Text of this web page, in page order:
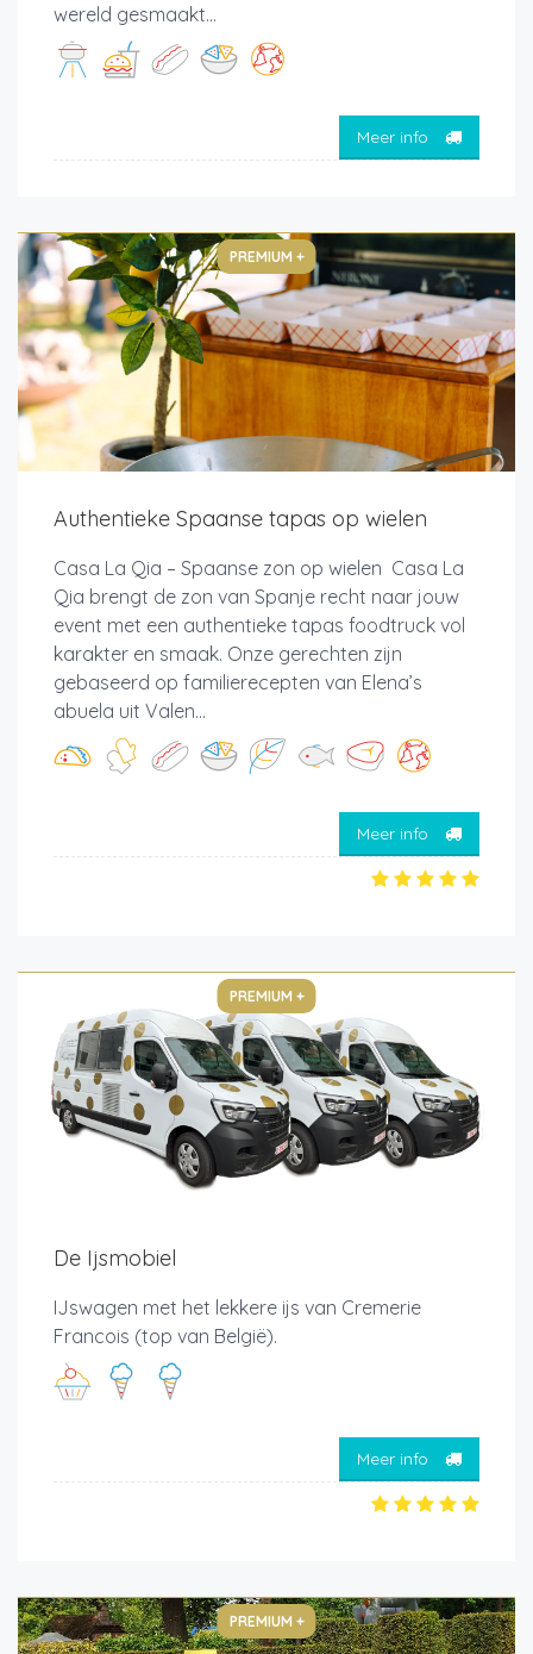
wereld gesmaakt...
Meer info
PREMIUM +
Authentieke Spaanse tapas op wielen
Casa La Qia – Spaanse zon op wielen Casa La
Qia brengt de zon van Spanje recht naar jouw
event met een authentieke tapas foodtruck vol
karakter en smaak. Onze gerechten zijn
gebaseerd op familierecepten van Elena’s
abuela uit Valen...
Meer info
PREMIUM +
De Ijsmobiel
IJswagen met het lekkere ijs van Cremerie
Francois (top van België).
Meer info
PREMIUM +